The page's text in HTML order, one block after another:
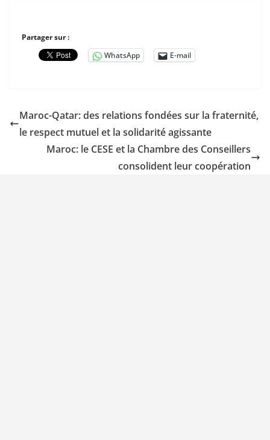
Partager sur :
WhatsApp
E-mail
Maroc-Qatar: des relations fondées sur la fraternité,
le respect mutuel et la solidarité agissante
Maroc: le CESE et la Chambre des Conseillers
consolident leur coopération